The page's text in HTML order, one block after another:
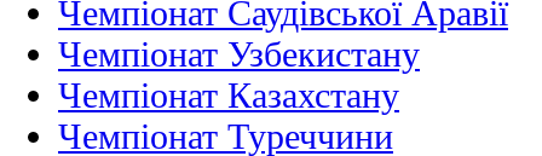
Чемпіонат Саудівської Аравії
Чемпіонат Узбекистану
Чемпіонат Казахстану
Чемпіонат Туреччини